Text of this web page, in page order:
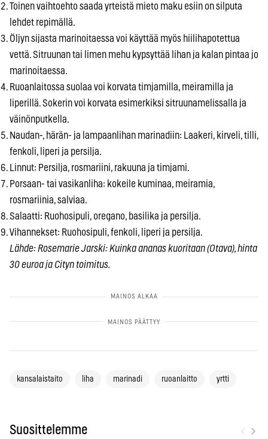
Toinen vaihtoehto saada yrteistä mieto maku esiin on silputa
lehdet repimällä.
Öljyn sijasta marinoitaessa voi käyttää myös hiilihapotettua
vettä. Sitruunan tai limen mehu kypsyttää lihan ja kalan pintaa jo
marinoitaessa.
Ruoanlaitossa suolaa voi korvata timjamilla, meiramilla ja
liperillä. Sokerin voi korvata esimerkiksi sitruunamelissalla ja
väinönputkella.
Naudan-, härän- ja lampaanlihan marinadiin: Laakeri, kirveli, tilli,
fenkoli, liperi ja persilja.
Linnut: Persilja, rosmariini, rakuuna ja timjami.
Porsaan- tai vasikanliha: kokeile kuminaa, meiramia,
rosmariinia, salviaa.
Salaatti: Ruohosipuli, oregano, basilika ja persilja.
Vihannekset: Ruohosipuli, fenkoli, liperi ja persilja.
Lähde: Rosemarie Jarski: Kuinka ananas kuoritaan (Otava), hinta
30 euroa ja Cityn toimitus.
kansalaistaito liha marinadi ruoanlaitto yrtti
Suosittelemme ›